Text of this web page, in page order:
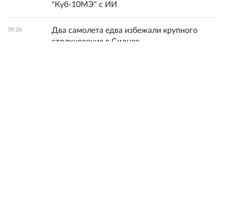
"Куб-10МЭ" с ИИ
09:26
Два самолета едва избежали крупного
столкновения в Сиднее